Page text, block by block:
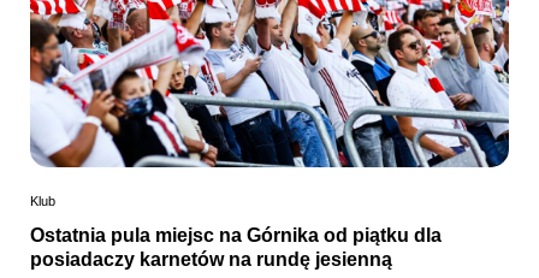
Klub
Ostatnia pula miejsc na Górnika od piątku dla
posiadaczy karnetów na rundę jesienną